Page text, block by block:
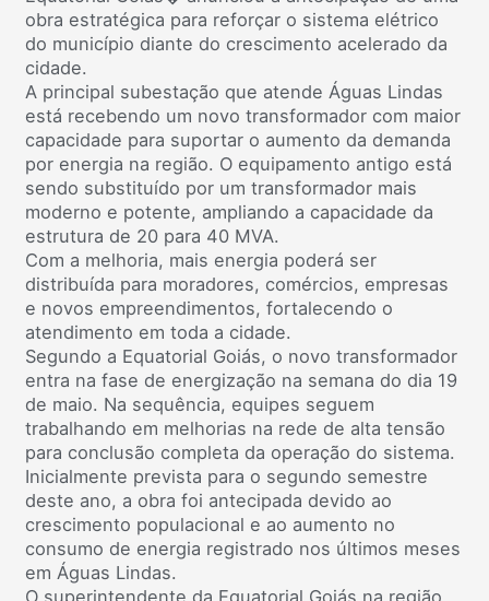
obra estratégica para reforçar o sistema elétrico
do município diante do crescimento acelerado da
cidade.
A principal subestação que atende Águas Lindas
está recebendo um novo transformador com maior
capacidade para suportar o aumento da demanda
por energia na região. O equipamento antigo está
sendo substituído por um transformador mais
moderno e potente, ampliando a capacidade da
estrutura de 20 para 40 MVA.
Com a melhoria, mais energia poderá ser
distribuída para moradores, comércios, empresas
e novos empreendimentos, fortalecendo o
atendimento em toda a cidade.
Segundo a Equatorial Goiás, o novo transformador
entra na fase de energização na semana do dia 19
de maio. Na sequência, equipes seguem
trabalhando em melhorias na rede de alta tensão
para conclusão completa da operação do sistema.
Inicialmente prevista para o segundo semestre
deste ano, a obra foi antecipada devido ao
crescimento populacional e ao aumento no
consumo de energia registrado nos últimos meses
em Águas Lindas.